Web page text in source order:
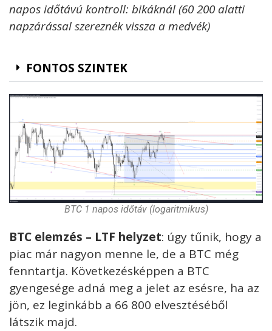
napos időtávú kontroll: bikáknál (60 200 alatti
napzárással szereznék vissza a medvék)
FONTOS SZINTEK
BTC 1 napos időtáv (logaritmikus)
BTC elemzés – LTF helyzet: úgy tűnik, hogy a
piac már nagyon menne le, de a BTC még
fenntartja. Következésképpen a BTC
gyengesége adná meg a jelet az esésre, ha az
jön, ez leginkább a 66 800 elvesztéséből
látszik majd.